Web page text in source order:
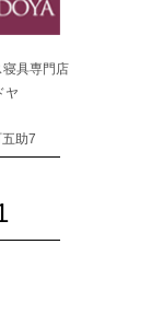
具専門店
ヤ
助7